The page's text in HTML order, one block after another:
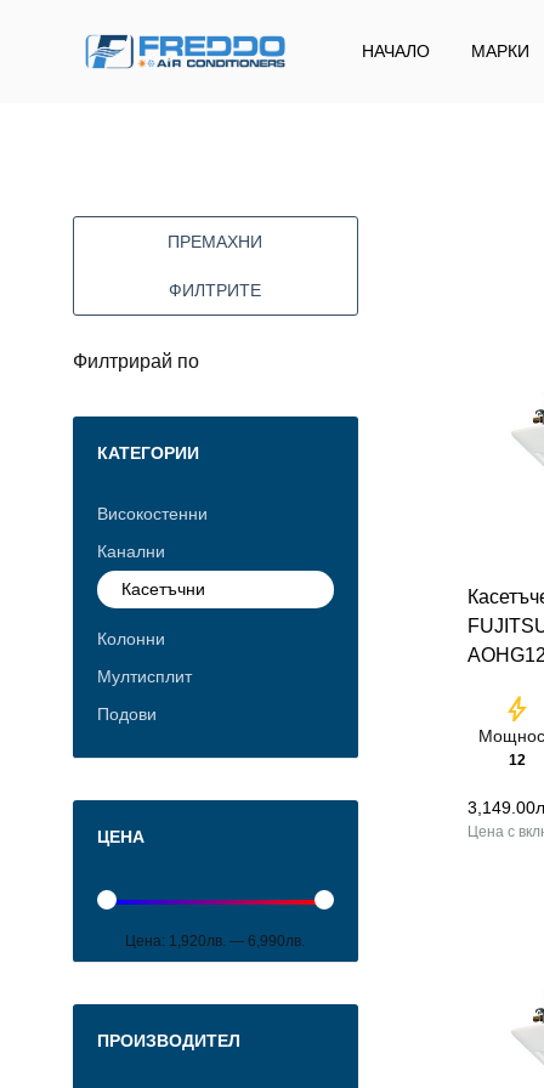
НАЧАЛО МАРКИ
bolt
12
3,149.00
ПРЕМАХНИ
ФИЛТРИТЕ
Филтрирай по
КАТЕГОРИИ
Високостенни
Канални
Касетъчни
Колонни
Мултисплит
Подови
ЦЕНА
Цена: 1,920лв. —6,990лв.
ПРОИЗВОДИТЕЛ